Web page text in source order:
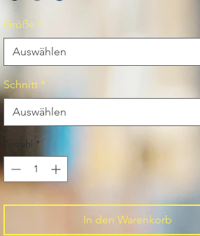
Größe *
Auswählen
Schnitt *
Auswählen
Anzahl *
In den Warenkorb